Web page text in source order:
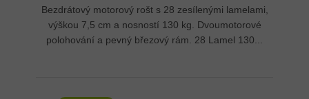
Bezdrátový motorový rošt s 28 zesílenými lamelami,
výškou 7,5 cm a nosností 130 kg. Dvoumotorové
polohování a pevný březový rám. 28 Lamel 130...